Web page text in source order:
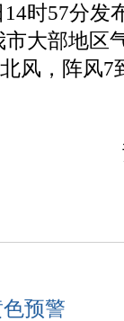
时57分发
大部地区
风，阵风7
预警